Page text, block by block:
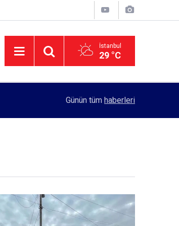
İstanbul
29 °C
Rektörlük, kadın öğrencilerin güvenliği için
Günün tüm haberleri